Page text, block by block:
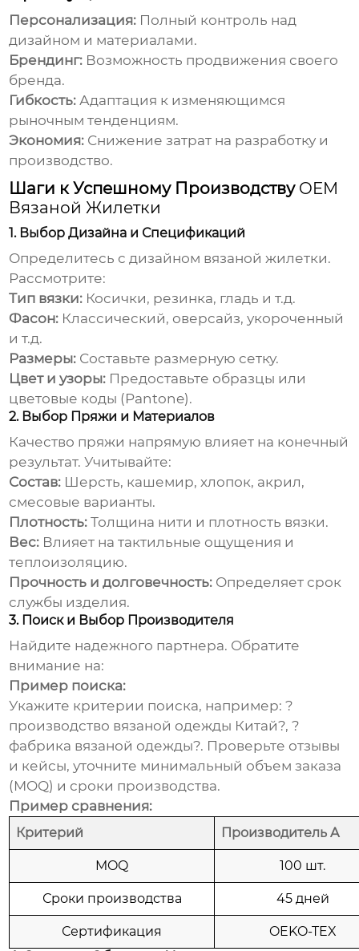
Персонализация: Полный контроль над
дизайном и материалами.
Брендинг: Возможность продвижения своего
бренда.
Гибкость: Адаптация к изменяющимся
рыночным тенденциям.
Экономия: Снижение затрат на разработку и
производство.
Шаги к Успешному Производству OEM
Вязаной Жилетки
1. Выбор Дизайна и Спецификаций
Определитесь с дизайном вязаной жилетки.
Рассмотрите:
Тип вязки: Косички, резинка, гладь и т.д.
Фасон: Классический, оверсайз, укороченный
и т.д.
Размеры: Составьте размерную сетку.
Цвет и узоры: Предоставьте образцы или
цветовые коды (Pantone).
2. Выбор Пряжи и Материалов
Качество пряжи напрямую влияет на конечный
результат. Учитывайте:
Состав: Шерсть, кашемир, хлопок, акрил,
смесовые варианты.
Плотность: Толщина нити и плотность вязки.
Вес: Влияет на тактильные ощущения и
теплоизоляцию.
Прочность и долговечность: Определяет срок
службы изделия.
3. Поиск и Выбор Производителя
Найдите надежного партнера. Обратите
внимание на:
Пример поиска:
Укажите критерии поиска, например: ?
производство вязаной одежды Китай?, ?
фабрика вязаной одежды?. Проверьте отзывы
и кейсы, уточните минимальный объем заказа
(MOQ) и сроки производства.
Пример сравнения:
Критерий Производитель A
MOQ 100 шт.
Сроки производства 45 дней
Сертификация
OEKO-TEX